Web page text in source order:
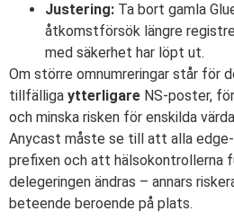
Justering: Ta bort gamla
åtkomstförsök längre
med säkerhet har löpt ut.
Om större omnumreringar står för
tillfälliga ytterligare NS-poster,
och minska risken för enskilda
Anycast måste se till att alla
prefixen och att hälsokontrollerna
delegeringen ändras – annars
beteende beroende på plats.